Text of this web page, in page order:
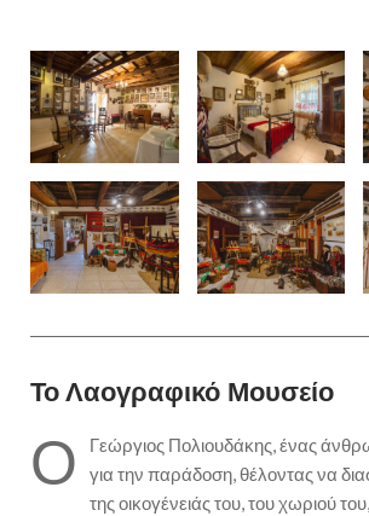
Το Λαογραφικό Μουσείο
Ο
Γεώργιος Πολιουδάκης, ένας
για την παράδοση, θέλοντας να
της οικογένειάς του, του χωριού